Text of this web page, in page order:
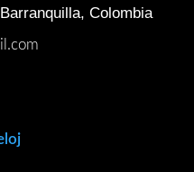
Colombia